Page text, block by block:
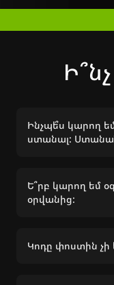
Ինչպե՞ս կարող
ստանալ:
գովազդային
եթե ակցիայի
Ե՞րբ կարող եմ
օրվանից:
Ultimate օրը
Կոդը փոստին չի